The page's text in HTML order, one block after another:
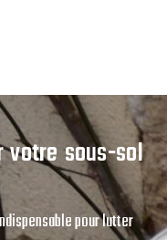
votre sous-sol
pour lutter